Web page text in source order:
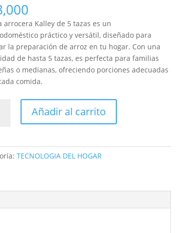
arrocera Kalley de 5 tazas es un
práctico y versátil, diseñado para
la preparación de arroz en tu hogar. Con una
de hasta 5 tazas, es perfecta para familias
o medianas, ofreciendo porciones adecuadas
comida.
Añadir al carrito
TECNOLOGIA DEL HOGAR